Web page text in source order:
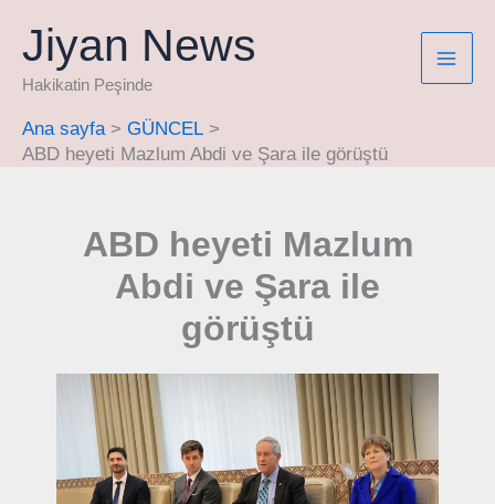
Jiyan News
Hakikatin Peşinde
Ana sayfa
GÜNCEL
ABD heyeti Mazlum Abdi ve Şara ile görüştü
ABD heyeti Mazlum
Abdi ve Şara ile
görüştü